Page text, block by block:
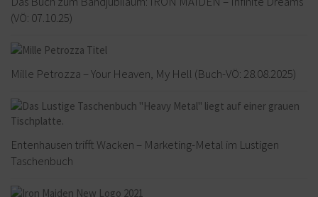
(VÖ: 07.10.25)
Mille Petrozza – Your Heaven, My Hell (Buch-VÖ: 28.08.2025)
Entenhausen trifft Wacken – Marketing-Metal im Lustigen
Taschenbuch